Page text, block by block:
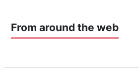
From around the web